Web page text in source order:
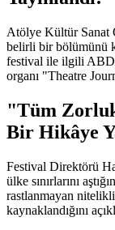
Atölye Kültür Sanat
belirli bir bölümünü
festival ile ilgili
organı "Theatre
"Tüm
Bir Hikâye
Festival Direktörü
ülke sınırlarını
rastlanmayan
kaynaklandığını